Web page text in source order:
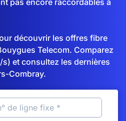
pas encore raccordables à
découvrir les offres fibre
Telecom. Comparez
et consultez les dernières
Combray.